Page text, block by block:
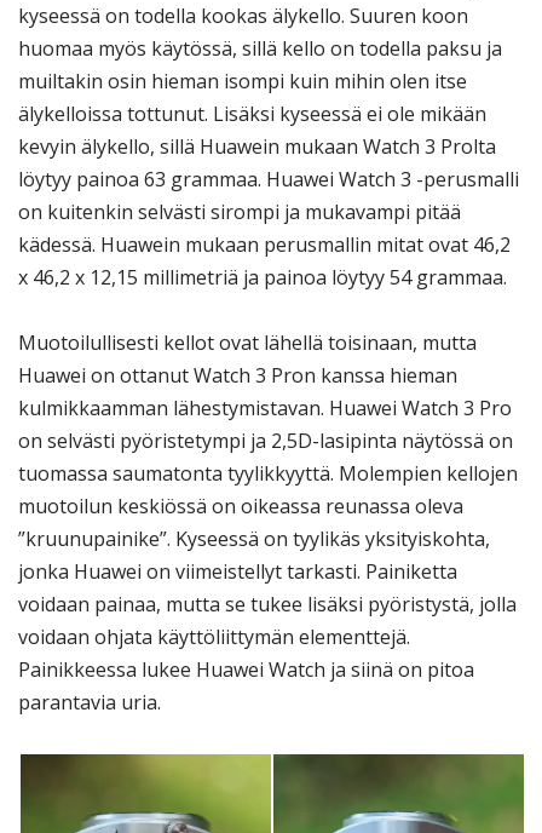
kyseessä on todella kookas älykello. Suuren koon
huomaa myös käytössä, sillä kello on todella paksu ja
muiltakin osin hieman isompi kuin mihin olen itse
älykelloissa tottunut. Lisäksi kyseessä ei ole mikään
kevyin älykello, sillä Huawein mukaan Watch 3 Prolta
löytyy painoa 63 grammaa. Huawei Watch 3 -perusmalli
on kuitenkin selvästi sirompi ja mukavampi pitää
kädessä. Huawein mukaan perusmallin mitat ovat 46,2
x 46,2 x 12,15 millimetriä ja painoa löytyy 54 grammaa.
Muotoilullisesti kellot ovat lähellä toisinaan, mutta
Huawei on ottanut Watch 3 Pron kanssa hieman
kulmikkaamman lähestymistavan. Huawei Watch 3 Pro
on selvästi pyöristetympi ja 2,5D-lasipinta näytössä on
tuomassa saumatonta tyylikkyyttä. Molempien kellojen
muotoilun keskiössä on oikeassa reunassa oleva
”kruunupainike”. Kyseessä on tyylikäs yksityiskohta,
jonka Huawei on viimeistellyt tarkasti. Painiketta
voidaan painaa, mutta se tukee lisäksi pyöristystä, jolla
voidaan ohjata käyttöliittymän elementtejä.
Painikkeessa lukee Huawei Watch ja siinä on pitoa
parantavia uria.